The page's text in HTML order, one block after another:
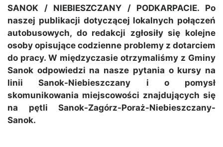
SANOK / NIEBIESZCZANY / PODKARPACIE. Po
naszej publikacji dotyczącej lokalnych połączeń
autobusowych, do redakcji zgłosiły się kolejne
osoby opisujące codzienne problemy z dotarciem
do pracy. W międzyczasie otrzymaliśmy z Gminy
Sanok odpowiedzi na nasze pytania o kursy na
linii Sanok-Niebieszczany i o pomysł
skomunikowania miejscowości znajdujących się
na pętli Sanok-Zagórz-Poraż-Niebieszczany-
Sanok.